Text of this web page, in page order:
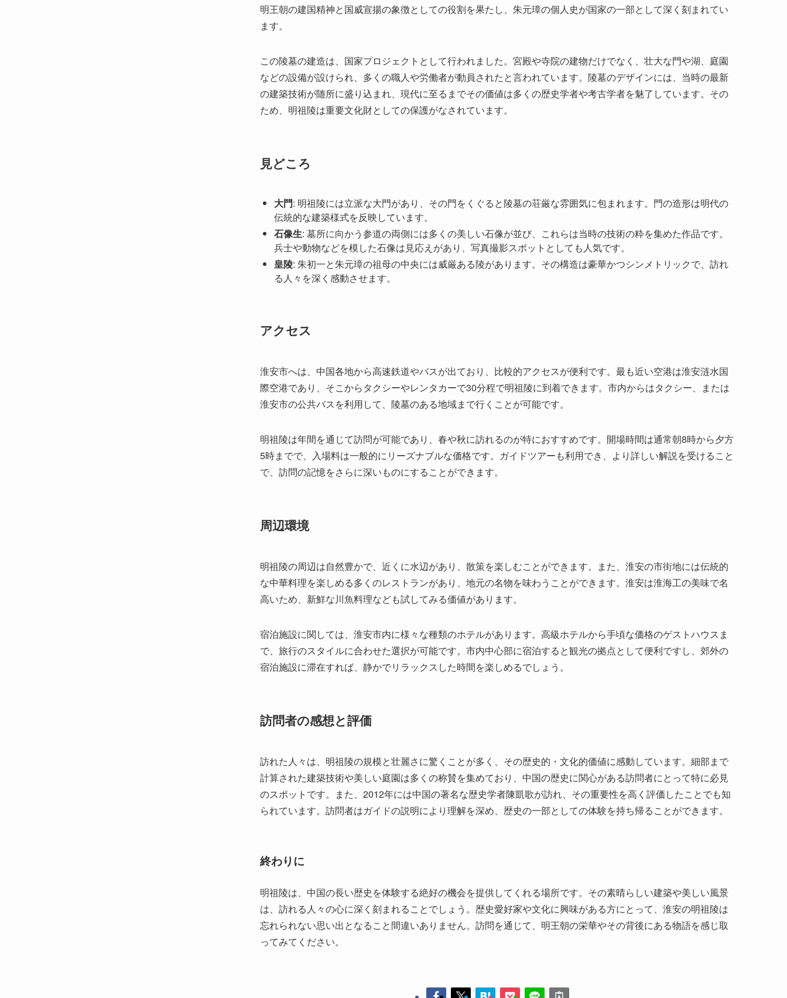
明王朝の建国精神と国威宣揚の象徴としての役割を果たし、朱元璋の個人史が国家の一部として深く刻まれてい
ます。
この陵墓の建造は、国家プロジェクトとして行われました。宮殿や寺院の建物だけでなく、壮大な門や湖、庭園
などの設備が設けられ、多くの職人や労働者が動員されたと言われています。陵墓のデザインには、当時の最新
の建築技術が随所に盛り込まれ、現代に至るまでその価値は多くの歴史学者や考古学者を魅了しています。その
ため、明祖陵は重要文化財としての保護がなされています。
見どころ
大門: 明祖陵には立派な大門があり、その門をくぐると陵墓の荘厳な雰囲気に包まれます。門の造形は明代の
伝統的な建築様式を反映しています。
石像生: 墓所に向かう参道の両側には多くの美しい石像が並び、これらは当時の技術の粋を集めた作品です。
兵士や動物などを模した石像は見応えがあり、写真撮影スポットとしても人気です。
皇陵: 朱初一と朱元璋の祖母の中央には威厳ある陵があります。その構造は豪華かつシンメトリックで、訪れ
る人々を深く感動させます。
アクセス
淮安市へは、中国各地から高速鉄道やバスが出ており、比較的アクセスが便利です。最も近い空港は淮安涟水国
際空港であり、そこからタクシーやレンタカーで30分程で明祖陵に到着できます。市内からはタクシー、または
淮安市の公共バスを利用して、陵墓のある地域まで行くことが可能です。
明祖陵は年間を通じて訪問が可能であり、春や秋に訪れるのが特におすすめです。開場時間は通常朝8時から夕方
5時までで、入場料は一般的にリーズナブルな価格です。ガイドツアーも利用でき、より詳しい解説を受けること
で、訪問の記憶をさらに深いものにすることができます。
周辺環境
明祖陵の周辺は自然豊かで、近くに水辺があり、散策を楽しむことができます。また、淮安の市街地には伝統的
な中華料理を楽しめる多くのレストランがあり、地元の名物を味わうことができます。淮安は淮海工の美味で名
高いため、新鮮な川魚料理なども試してみる価値があります。
宿泊施設に関しては、淮安市内に様々な種類のホテルがあります。高級ホテルから手頃な価格のゲストハウスま
で、旅行のスタイルに合わせた選択が可能です。市内中心部に宿泊すると観光の拠点として便利ですし、郊外の
宿泊施設に滞在すれば、静かでリラックスした時間を楽しめるでしょう。
訪問者の感想と評価
訪れた人々は、明祖陵の規模と壮麗さに驚くことが多く、その歴史的・文化的価値に感動しています。細部まで
計算された建築技術や美しい庭園は多くの称賛を集めており、中国の歴史に関心がある訪問者にとって特に必見
のスポットです。また、2012年には中国の著名な歴史学者陳凱歌が訪れ、その重要性を高く評価したことでも知
られています。訪問者はガイドの説明により理解を深め、歴史の一部としての体験を持ち帰ることができます。
終わりに
明祖陵は、中国の長い歴史を体験する絶好の機会を提供してくれる場所です。その素晴らしい建築や美しい風景
は、訪れる人々の心に深く刻まれることでしょう。歴史愛好家や文化に興味がある方にとって、淮安の明祖陵は
忘れられない思い出となること間違いありません。訪問を通じて、明王朝の栄華やその背後にある物語を感じ取
ってみてください。